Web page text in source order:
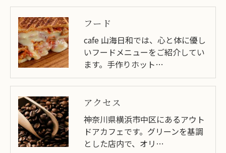
フード
cafe 山海日和では、心と体に優し
いフードメニューをご紹介してい
ます。手作りホット…
アクセス
神奈川県横浜市中区にあるアウト
ドアカフェです。グリーンを基調
とした店内で、オリ…